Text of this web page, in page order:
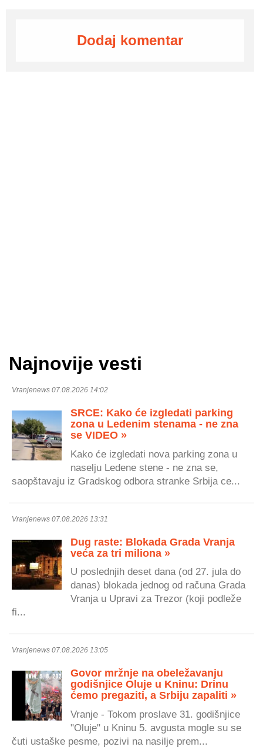
Dodaj komentar
Najnovije vesti
Vranjenews 07.08.2026 14:02
SRCE: Kako će izgledati parking
zona u Ledenim stenama - ne zna
se VIDEO »
Kako će izgledati nova parking zona u
naselju Ledene stene - ne zna se,
saopštavaju iz Gradskog odbora stranke Srbija ce...
Vranjenews 07.08.2026 13:31
Dug raste: Blokada Grada Vranja
veća za tri miliona »
U poslednjih deset dana (od 27. jula do
danas) blokada jednog od računa Grada
Vranja u Upravi za Trezor (koji podleže
fi...
Vranjenews 07.08.2026 13:05
Govor mržnje na obeležavanju
godišnjice Oluje u Kninu: Drinu
ćemo pregaziti, a Srbiju zapaliti »
Vranje - Tokom proslave 31. godišnjice
"Oluje" u Kninu 5. avgusta mogle su se
čuti ustaške pesme, pozivi na nasilje prem...